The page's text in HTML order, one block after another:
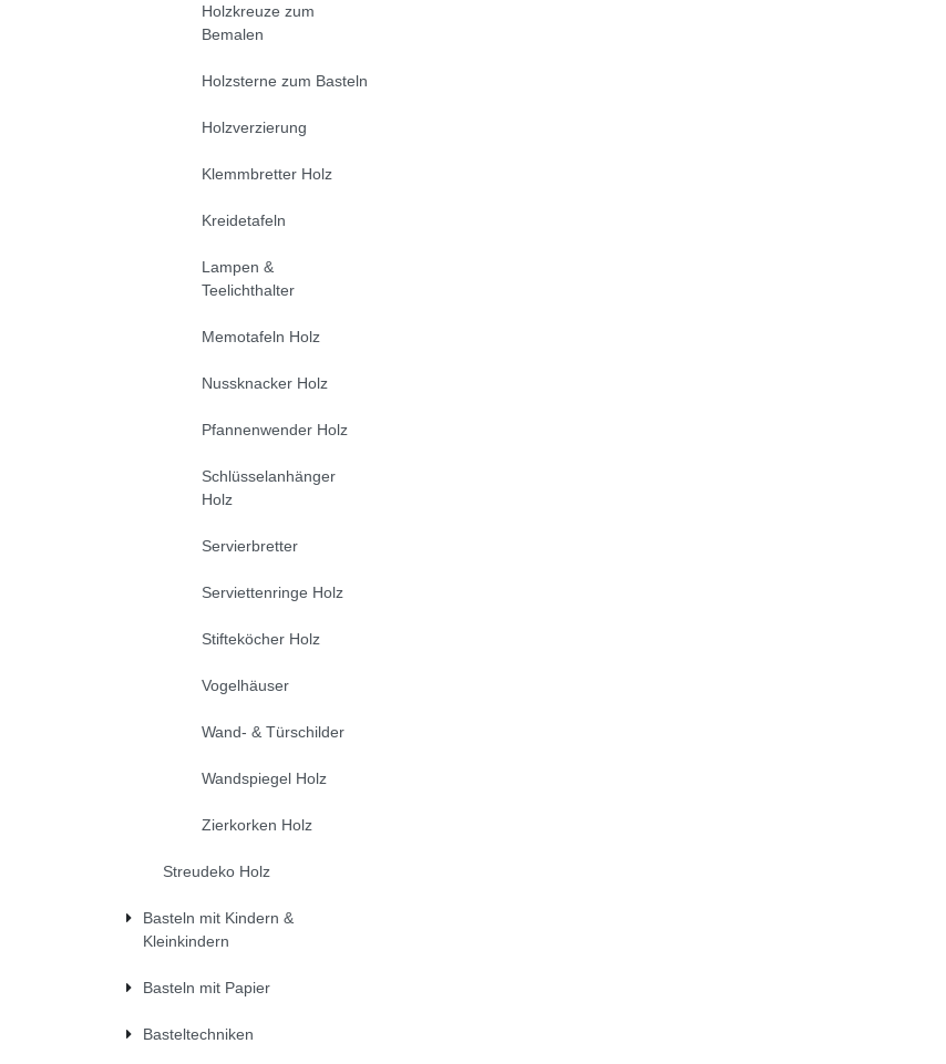
Holzkreuze zum
Bemalen
Holzsterne zum Basteln
Holzverzierung
Klemmbretter Holz
Kreidetafeln
Lampen &
Teelichthalter
Memotafeln Holz
Nussknacker Holz
Pfannenwender Holz
Schlüsselanhänger
Holz
Servierbretter
Serviettenringe Holz
Stifteköcher Holz
Vogelhäuser
Wand- & Türschilder
Wandspiegel Holz
Zierkorken Holz
Streudeko Holz
Basteln mit Kindern &
Kleinkindern
Basteln mit Papier
Basteltechniken